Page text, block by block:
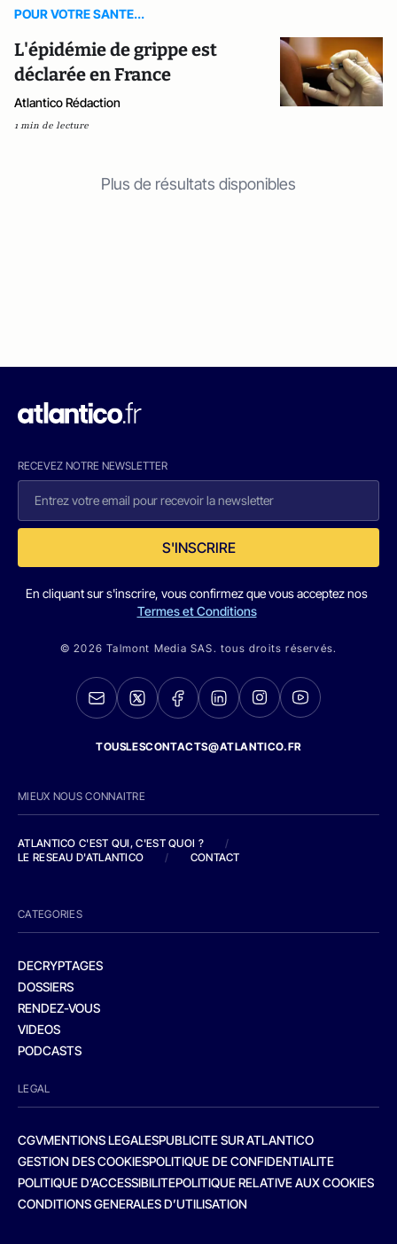
POUR VOTRE SANTE...
L'épidémie de grippe est
déclarée en France
Atlantico Rédaction
1 min de lecture
Plus de résultats disponibles
RECEVEZ NOTRE NEWSLETTER
S'INSCRIRE
En cliquant sur s'inscrire, vous confirmez que vous acceptez nos
Termes et Conditions
© 2026 Talmont Media SAS. tous droits réservés.
TOUSLESCONTACTS@ATLANTICO.FR
MIEUX NOUS CONNAITRE
ATLANTICO C'EST QUI, C'EST QUOI ?
/
LE RESEAU D'ATLANTICO
/ CONTACT
CATEGORIES
DECRYPTAGES
DOSSIERS
RENDEZ-VOUS
VIDEOS
PODCASTS
LEGAL
CGVMENTIONS LEGALESPUBLICITE SUR ATLANTICO
GESTION DES COOKIESPOLITIQUE DE CONFIDENTIALITE
POLITIQUE D’ACCESSIBILITEPOLITIQUE RELATIVE AUX COOKIES
CONDITIONS GENERALES D’UTILISATION